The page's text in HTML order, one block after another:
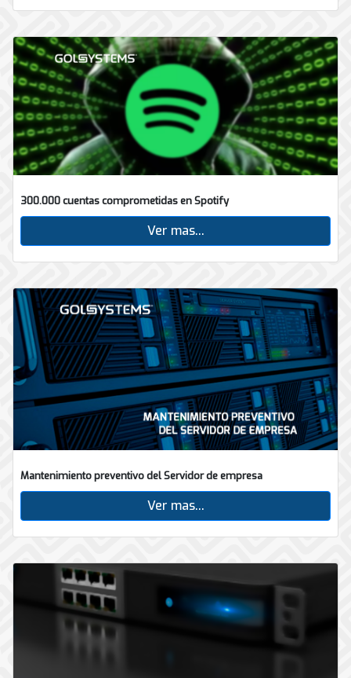
300.000 cuentas comprometidas en Spotify
Ver mas...
Mantenimiento preventivo del Servidor de empresa
Ver mas...